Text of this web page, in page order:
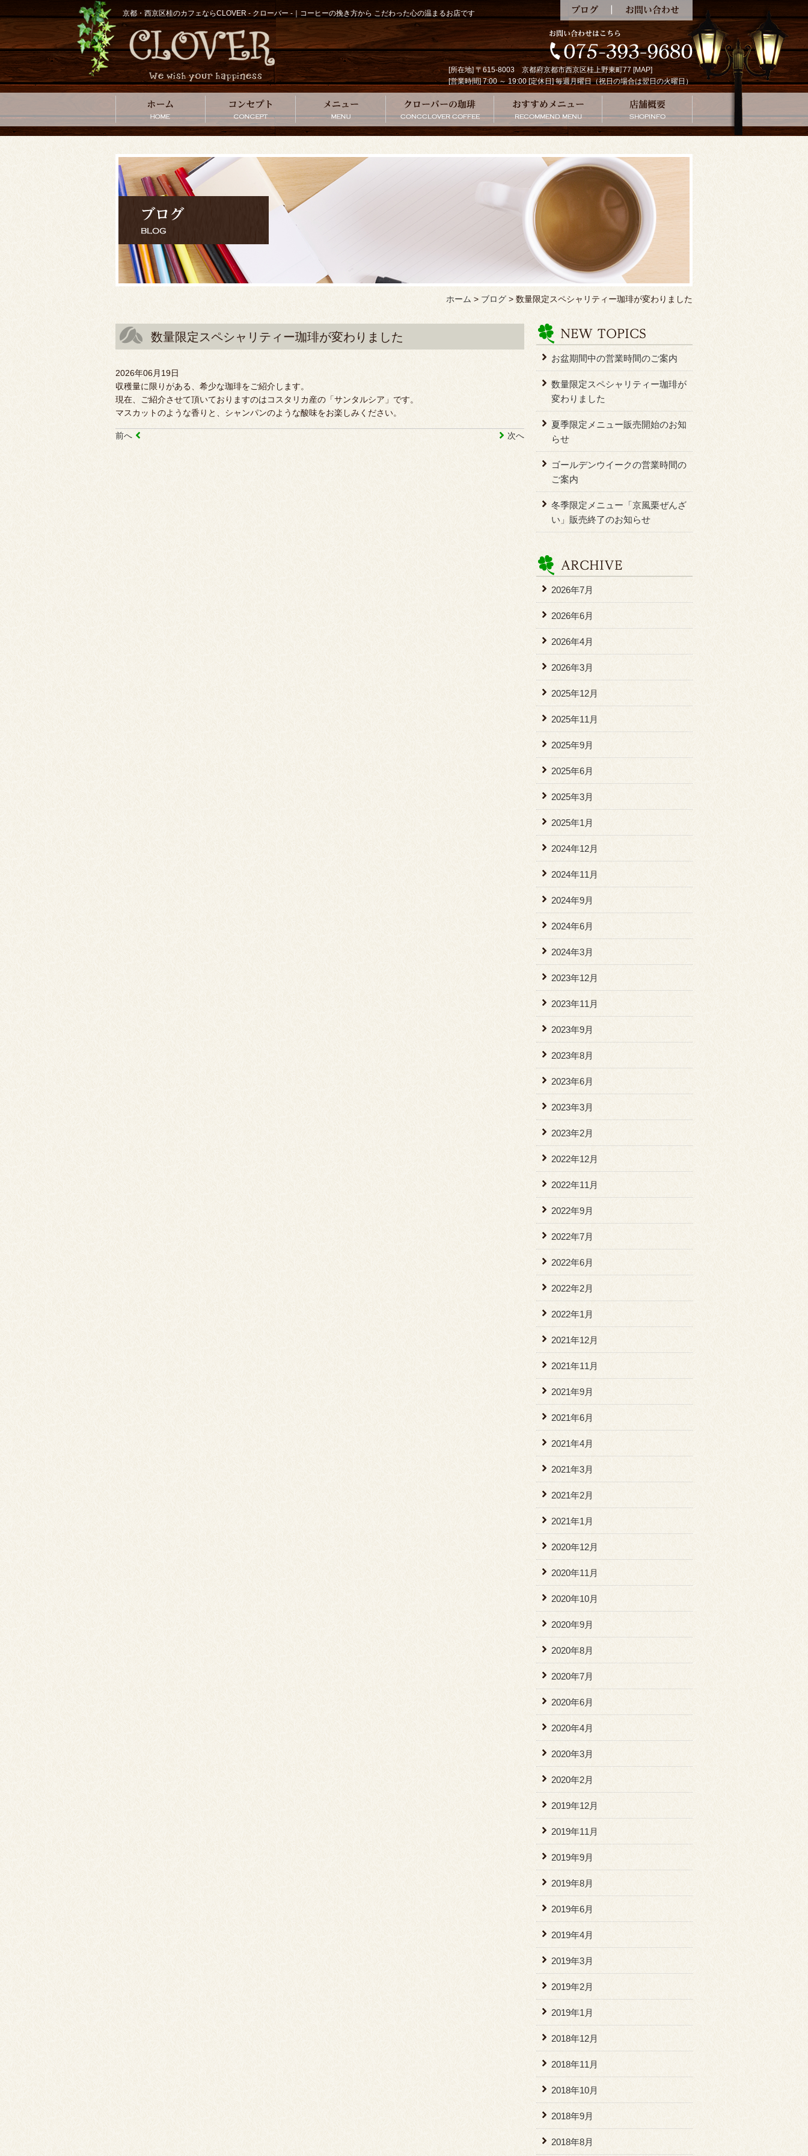
京都・西京区桂のカフェならCLOVER - クローバー -｜コーヒーの挽き方から こだわった心の温まるお店です
ブログ
[所在地] 〒615-8003 京都府京都市西京区桂上野東町77 [MAP]
[営業時間] 7:00 ～ 19:00 [定休日] 毎週月曜日（祝日の場合は翌日の火曜日）
コンセプト メニュー クローバーの珈琲 おすすめメニュー
ホーム > ブログ > 数量限定スペシャリティー珈琲が変わりました
数量限定スペシャリティー珈琲が変わりました
2026年06月19日
収穫量に限りがある、希少な珈琲をご紹介します。
現在、ご紹介させて頂いておりますのはコスタリカ産の「サンタルシア」です。
マスカットのような香りと、シャンパンのような酸味をお楽しみください。
前へ 次へ
お盆期間中の営業時間のご案内
数量限定スペシャリティー珈琲が
変わりました
夏季限定メニュー販売開始のお知
らせ
ゴールデンウイークの営業時間の
ご案内
冬季限定メニュー「京風栗ぜんざ
い」販売終了のお知らせ
2026年7月
2026年6月
2026年4月
2026年3月
2025年12月
2025年11月
2025年9月
2025年6月
2025年3月
2025年1月
2024年12月
2024年11月
2024年9月
2024年6月
2024年3月
2023年12月
2023年11月
2023年9月
2023年8月
2023年6月
2023年3月
2023年2月
2022年12月
2022年11月
2022年9月
2022年7月
2022年6月
2022年2月
2022年1月
2021年12月
2021年11月
2021年9月
2021年6月
2021年4月
2021年3月
2021年2月
2021年1月
2020年12月
2020年11月
2020年10月
2020年9月
2020年8月
2020年7月
2020年6月
2020年4月
2020年3月
2020年2月
2019年12月
2019年11月
2019年9月
2019年8月
2019年6月
2019年4月
2019年3月
2019年2月
2019年1月
2018年12月
2018年11月
2018年10月
2018年9月
2018年8月